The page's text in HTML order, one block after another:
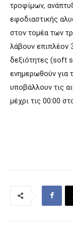
τροφίμων,
εφοδιαστικής
στον τομέα των
λάβουν επιπλέον
δεξιότητες (soft
ενημερωθούν για
υποβάλλουν τις
μέχρι τις 00:00